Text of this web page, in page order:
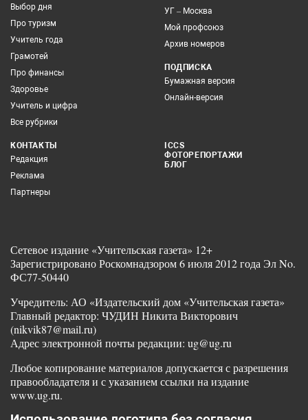
Выбор дня
Про туризм
Учитель года
Грамотей
Про финансы
Здоровье
Учитель и цифра
Все рубрики
УГ – Москва
Мой профсоюз
Архив номеров
ПОДПИСКА
Бумажная версия
Онлайн-версия
КОНТАКТЫ
Редакция
Реклама
Партнеры
ICCS
ФОТОРЕПОРТАЖИ
БЛОГ
Сетевое издание «Учительская газета» 12+
Зарегистрировано Роскомнадзором 6 июля 2012 года Эл No.
ФС77-50440
Учредитель: АО «Издательский дом «Учительская газета»
Главный редактор: ЧУДИН Никита Викторович
(nikvik87@mail.ru)
Адрес электронной почты редакции: ug@ug.ru
Любое копирование материалов допускается с разрешения
правообладателя и с указанием ссылки на издание
www.ug.ru.